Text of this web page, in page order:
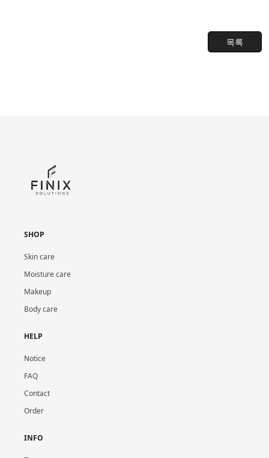
목록
SHOP
Skin care
Moisture care
Makeup
Body care
HELP
Notice
FAQ
Contact
Order
INFO